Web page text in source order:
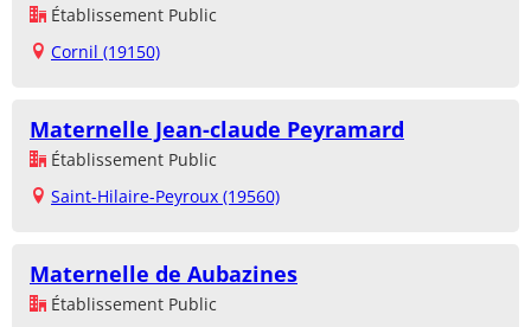
Établissement Public
Cornil (19150)
Maternelle Jean-claude Peyramard
Établissement Public
Saint-Hilaire-Peyroux (19560)
Maternelle de Aubazines
Établissement Public